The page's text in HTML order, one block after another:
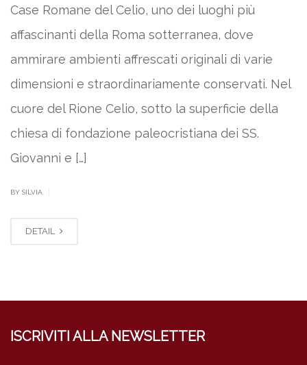
Case Romane del Celio, uno dei luoghi più
affascinanti della Roma sotterranea, dove
ammirare ambienti affrescati originali di varie
dimensioni e straordinariamente conservati. Nel
cuore del Rione Celio, sotto la superficie della
chiesa di fondazione paleocristiana dei SS.
Giovanni e […]
BY SILVIA
DETAIL
ISCRIVITI ALLA NEWSLETTER